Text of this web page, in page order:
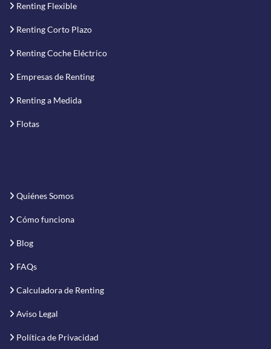
Renting Flexible
Renting Corto Plazo
Renting Coche Eléctrico
Empresas de Renting
Renting a Medida
Flotas
Quiénes Somos
Cómo funciona
Blog
FAQs
Calculadora de Renting
Aviso Legal
Política de Privacidad